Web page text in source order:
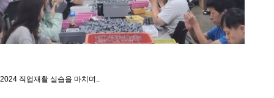
2024 직업재활 실습을 마치며..